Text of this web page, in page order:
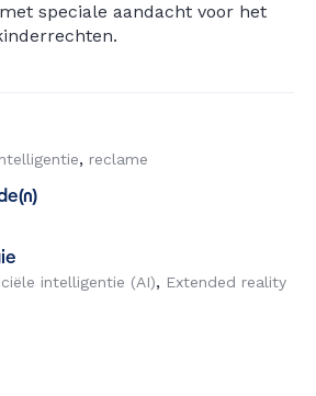
speciale aandacht voor het
reclame
intelligentie (AI)
Extended reality